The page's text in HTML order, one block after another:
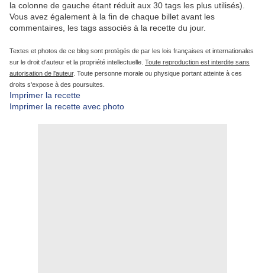
la colonne de gauche étant réduit aux 30 tags les plus utilisés).
Vous avez également à la fin de chaque billet avant les
commentaires, les tags associés à la recette du jour.
Textes et photos de ce blog sont protégés de par les lois françaises et internationales
sur le droit d'auteur et la propriété intellectuelle. Toute reproduction est interdite sans
autorisation de l'auteur. Toute personne morale ou physique portant atteinte à ces
droits s'expose à des poursuites.
Imprimer la recette
Imprimer la recette avec photo